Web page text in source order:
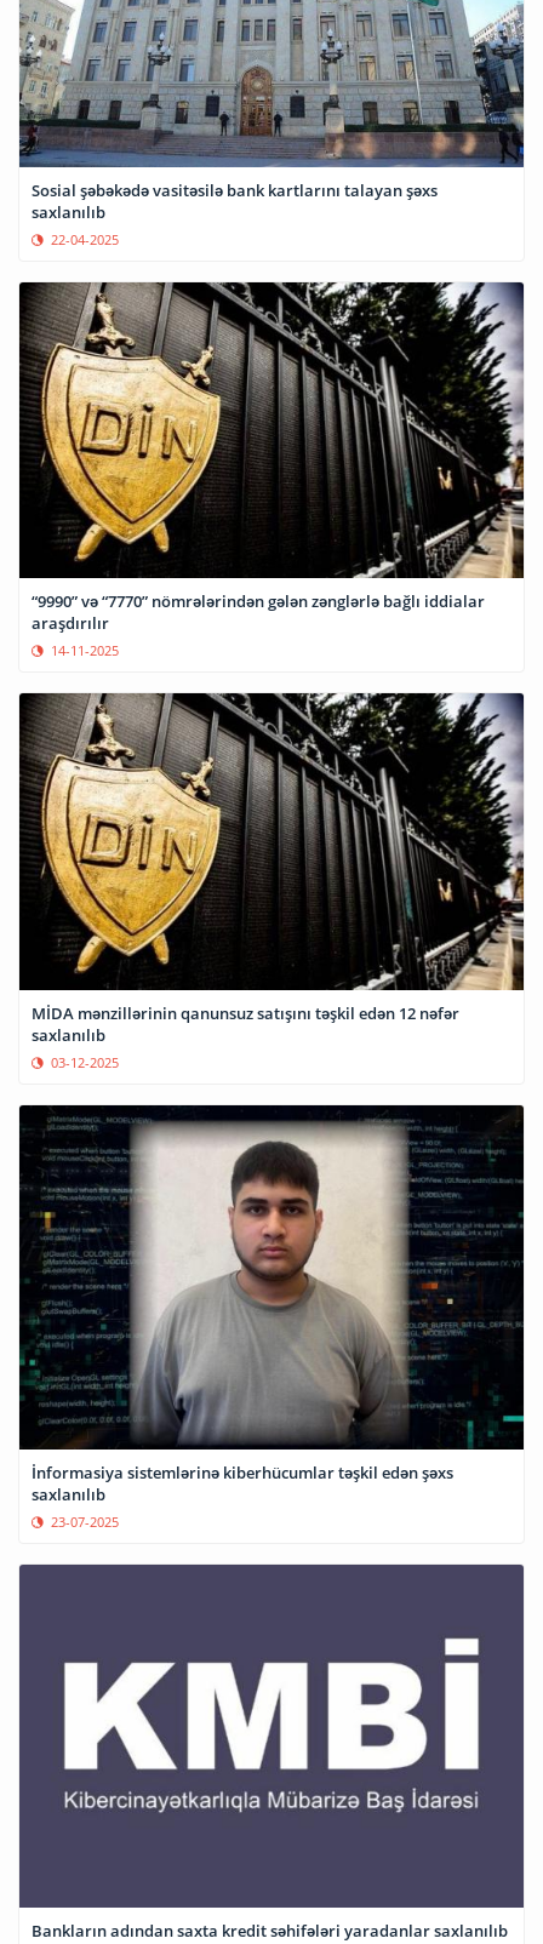
Sosial şəbəkədə vasitəsilə bank kartlarını talayan şəxs
saxlanılıb
22-04-2025
“9990” və “7770” nömrələrindən gələn zənglərlə bağlı iddialar
araşdırılır
14-11-2025
MİDA mənzillərinin qanunsuz satışını təşkil edən 12 nəfər
saxlanılıb
03-12-2025
İnformasiya sistemlərinə kiberhücumlar təşkil edən şəxs
saxlanılıb
23-07-2025
Bankların adından saxta kredit səhifələri yaradanlar saxlanılıb